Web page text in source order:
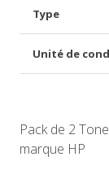
Type
Unité de
Pack de 2
marque HP